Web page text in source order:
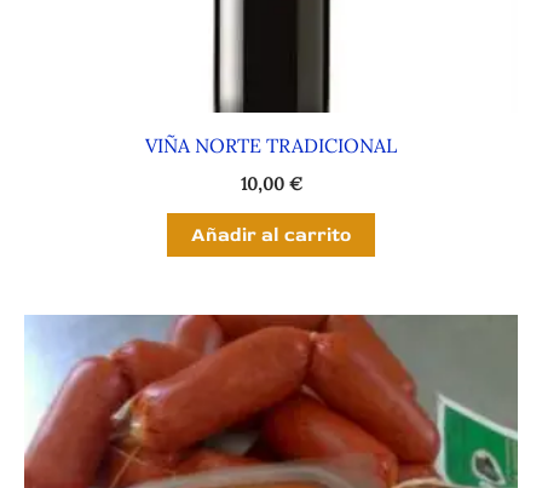
VIÑA NORTE TRADICIONAL
10,00 €
Añadir al carrito